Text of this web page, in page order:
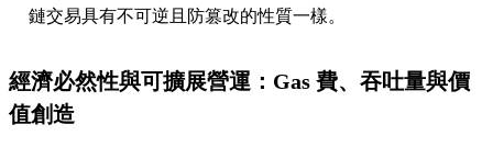
鏈交易具有不可逆且防篡改的性質一樣。
經濟必然性與可擴展營運：Gas 費、吞吐量與價
值創造